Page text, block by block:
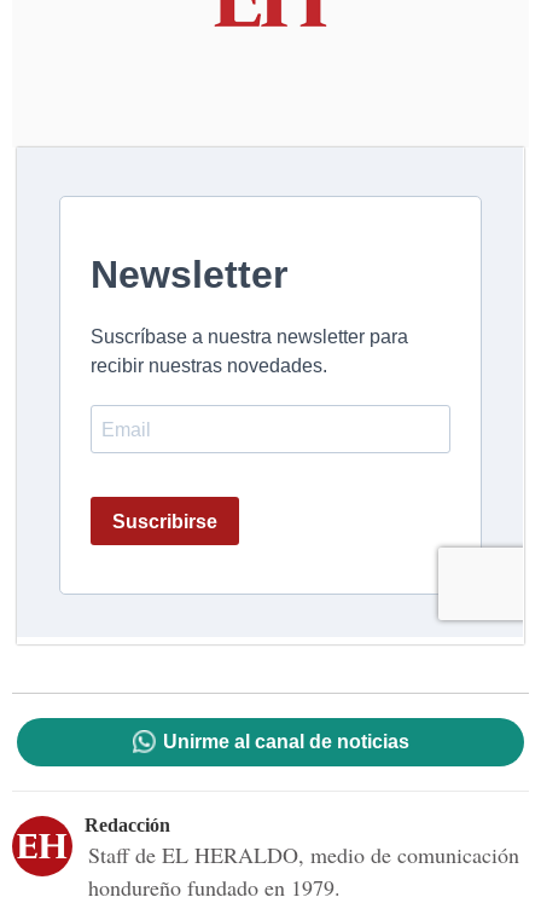
Unirme al canal de noticias
Redacción
Staff de EL HERALDO, medio de comunicación
hondureño fundado en 1979.